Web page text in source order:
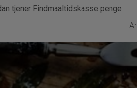
tjener Findmaaltidskasse penge